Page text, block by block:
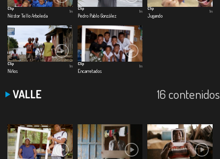
Clip
Néstor Tello Arboleda
1m
Clip
Pedro Pablo González
1m
Clip
Jugando
1m
Clip
Niños
1m
Clip
Encarretados
1m
VALLE 16 contenidos